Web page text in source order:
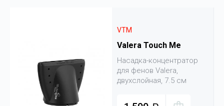
VTM
Valera Touch Me
Насадка-концентратор
для фенов Valera,
двухслойная, 7.5 см